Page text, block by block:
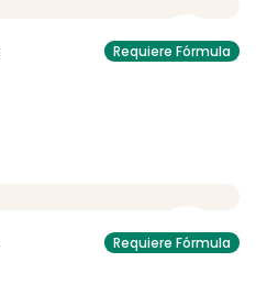
Requiere Fórmula
Requiere Fórmula